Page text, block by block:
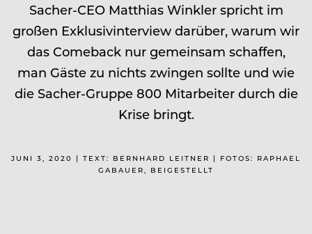
Sacher-CEO Matthias Winkler spricht im
großen Exklusiv­interview darüber, warum wir
das Comeback nur gemeinsam schaffen,
man Gäste zu nichts zwingen sollte und wie
die Sacher-Gruppe 800 Mitarbeiter durch die
Krise bringt.
JUNI 3, 2020 | TEXT: BERNHARD LEITNER | FOTOS: RAPHAEL
GABAUER, BEIGESTELLT